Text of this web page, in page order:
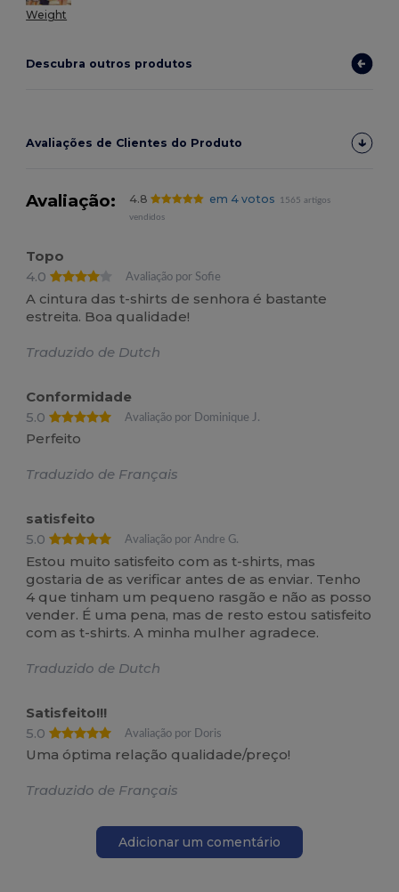
Weight
Descubra outros produtos
Avaliações de Clientes do Produto
Avaliação: 4.8 em 4 votos
1565 artigos
vendidos
Topo
4.0
Avaliação por Sofie
A cintura das t-shirts de senhora é bastante
estreita. Boa qualidade!
Traduzido de Dutch
Conformidade
5.0
Avaliação por Dominique J.
Perfeito
Traduzido de Français
satisfeito
5.0
Avaliação por Andre G.
Estou muito satisfeito com as t-shirts, mas
gostaria de as verificar antes de as enviar. Tenho
4 que tinham um pequeno rasgão e não as posso
vender. É uma pena, mas de resto estou satisfeito
com as t-shirts. A minha mulher agradece.
Traduzido de Dutch
Satisfeito!!!
5.0
Avaliação por Doris
Uma óptima relação qualidade/preço!
Traduzido de Français
Adicionar um comentário